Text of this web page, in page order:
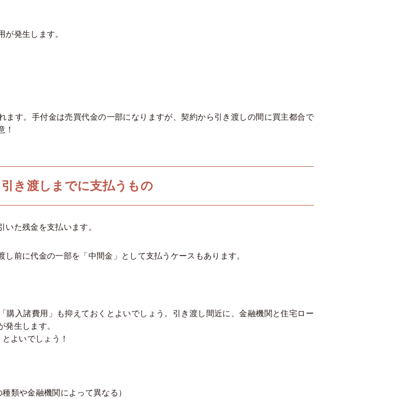
が発生します。
ます。手付金は売買代金の一部になりますが、契約から引き渡しの間に買主都合で
！
引き渡しまでに支払うもの
た残金を支払います。
前に代金の一部を「中間金」として支払うケースもあります。
購入諸費用」も抑えておくとよいでしょう。引き渡し間近に、金融機関と住宅ロー
発生します。
よいでしょう！
類や金融機関によって異なる）